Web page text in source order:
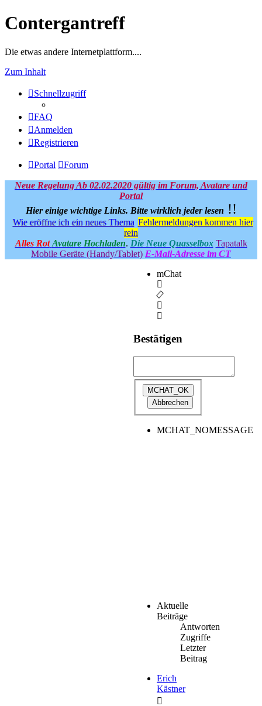
Contergantreff
Die etwas andere Internetplattform....
Zum Inhalt
Schnellzugriff
FAQ
Anmelden
Registrieren
Portal Forum
Neue Regelung Ab 02.02.2020 gültig im Forum, Avatare und
Portal
Hier einige wichtige Links. Bitte wirklich jeder lesen !!
Wie eröffne ich ein neues Thema Fehlermeldungen kommen hier
rein
Alles Rot Avatare Hochladen. Die Neue Quasselbox Tapatalk
Mobile Geräte (Handy/Tablet) E-Mail-Adresse im CT
mChat
Bestätigen
MCHAT_NOMESSAGE
Aktuelle
Beiträge
Antworten
Zugriffe
Letzter
Beitrag
Erich
Kästner